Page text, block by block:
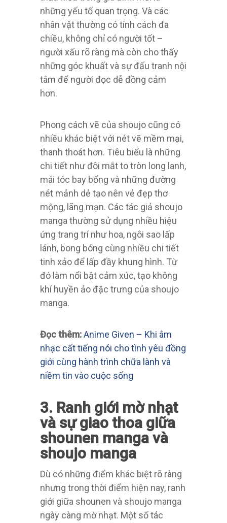
những yếu tố quan trọng. Và các
nhân vật thường có tính cách đa
chiều, không chỉ có người tốt –
người xấu rõ ràng mà còn cho thấy
những góc khuất và sự đấu tranh nội
tâm để người đọc dễ đồng cảm
hơn.
Phong cách vẽ của shoujo cũng có
nhiều khác biệt với nét vẽ mềm mại,
thanh thoát hơn. Tiêu biểu là những
chi tiết như đôi mắt to tròn long lanh,
mái tóc bay bổng và những đường
nét mảnh dẻ tạo nên vẻ đẹp thơ
mộng, lãng mạn. Các tác giả shoujo
manga thường sử dụng nhiều hiệu
ứng trang trí như hoa, ngôi sao lấp
lánh, bong bóng cùng nhiều chi tiết
tinh xảo để lấp đầy khung hình. Từ
đó làm nổi bật cảm xúc, tạo không
khí huyền ảo đặc trưng của shoujo
manga.
Đọc thêm:Anime Given – Khi âm
nhạc cất tiếng nói cho tình yêu đồng
giới cùng hành trình chữa lành và
niềm tin vào cuộc sống
3. Ranh giới mờ nhạt
và sự giao thoa giữa
shounen manga và
shoujo manga
Dù có những điểm khác biệt rõ ràng
nhưng trong thời điểm hiện nay, ranh
giới giữa shounen và shoujo manga
ngày càng mờ nhạt. Một số tác